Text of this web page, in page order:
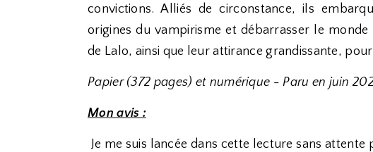
convictions. Alliés de circonstance, ils
origines du vampirisme et débarrasser le
de Lalo, ainsi que leur attirance grandissante,
Papier (372 pages) et numérique - Paru en juin
Mon avis :
Je me suis lancée dans cette lecture sans